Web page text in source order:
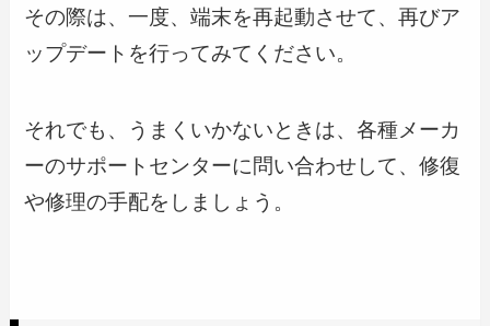
その際は、一度、端末を再起動させて、再びア
ップデートを行ってみてください。
それでも、うまくいかないときは、各種メーカ
ーのサポートセンターに問い合わせして、修復
や修理の手配をしましょう。